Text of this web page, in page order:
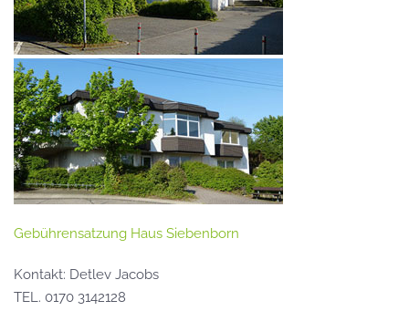
Gebührensatzung Haus Siebenborn
Kontakt: Detlev Jacobs
TEL. 0170 3142128